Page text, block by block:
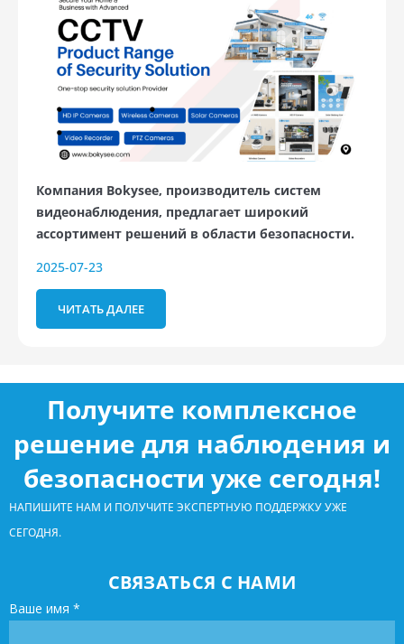
Компания Bokysee, производитель систем
видеонаблюдения, предлагает широкий
ассортимент решений в области безопасности.
2025-07-23
ЧИТАТЬ ДАЛЕЕ
Получите комплексное
решение для наблюдения и
безопасности уже сегодня!
НАПИШИТЕ НАМ И ПОЛУЧИТЕ ЭКСПЕРТНУЮ ПОДДЕРЖКУ УЖЕ
СЕГОДНЯ.
СВЯЗАТЬСЯ С НАМИ
Ваше имя *